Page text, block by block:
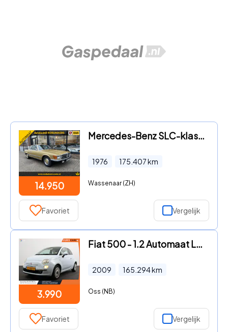
14.950
Mercedes-Benz SLC-klasse - 450 SLC coupé
1976 175.407km
Wassenaar (ZH)
Favoriet Vergelijk
3.990
Fiat 500 - 1.2 Automaat Lounge Panorama dak Climate Control Parkeer sen
2009 165.294km
Oss (NB)
Favoriet Vergelijk